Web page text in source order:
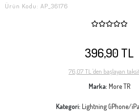
Ürün Kodu: AP_36176
396,90 TL
76,07 TL 'den başlayan
Marka: More TR
Kategori: Lightning (iPhone/